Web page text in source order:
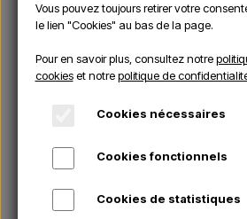
Vous pouvez toujours retirer votre
le lien "Cookies" au bas de la page.
Pour en savoir plus, consultez notre
cookieset notrepolitique de
Cookies nécessaires
Cookies fonctionnels
Cookies de statistiques